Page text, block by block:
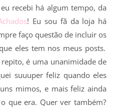
recebi há algum tempo, da
! Eu sou fã da loja há
faço questão de incluir os
eles tem nos meus posts.
repito, é uma unanimidade de
suuuper feliz quando eles
mimos, e mais feliz ainda
que era. Quer ver também?